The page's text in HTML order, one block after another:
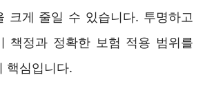
크게 줄일 수 있습니다. 투명하고
책정과 정확한 보험 적용 범위를
핵심입니다.